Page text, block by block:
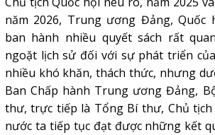
năm 2026, Trung ương Đảng, Quốc
ban hành nhiều quyết sách rất
ngoặt lịch sử đối với sự phát triển
nhiều khó khăn, thách thức, nhưng
Ban Chấp hành Trung ương Đảng,
thư, trực tiếp là Tổng Bí thư, Chủ
nước ta tiếp tục đạt được những kết